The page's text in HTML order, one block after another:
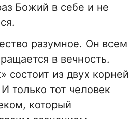
Божий в себе и не
разумное. Он всем
в вечность.
состоит из двух корней
только тот человек
который